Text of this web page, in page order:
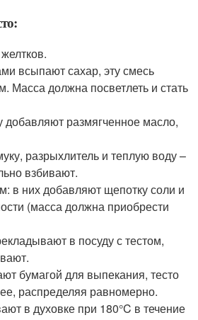
всыпают сахар, эту смесь
Масса должна посветлеть и стать
добавляют размягченное масло,
разрыхлитель и теплую воду –
взбивают.
в них добавляют щепотку соли и
(масса должна приобрести
в посуду с тестом,
бумагой для выпекания, тесто
распределяя равномерно.
в духовке при 180°C в течение